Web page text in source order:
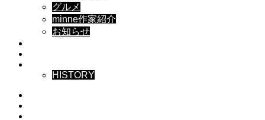
グルメ
minne作家紹介
お知らせ
HISTORY